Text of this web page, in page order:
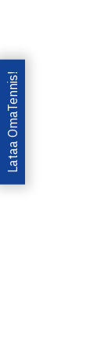
Lataa OmaTennis!